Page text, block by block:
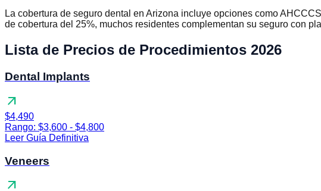
La cobertura de seguro dental en Arizona incluye opciones como
de cobertura del 25%, muchos residentes complementan su seguro con
Lista de Precios de Procedimientos 2026
Dental Implants
arrow_outward
$4,490
Rango: $3,600 - $4,800
Leer Guía Definitiva
Veneers
arrow_outward